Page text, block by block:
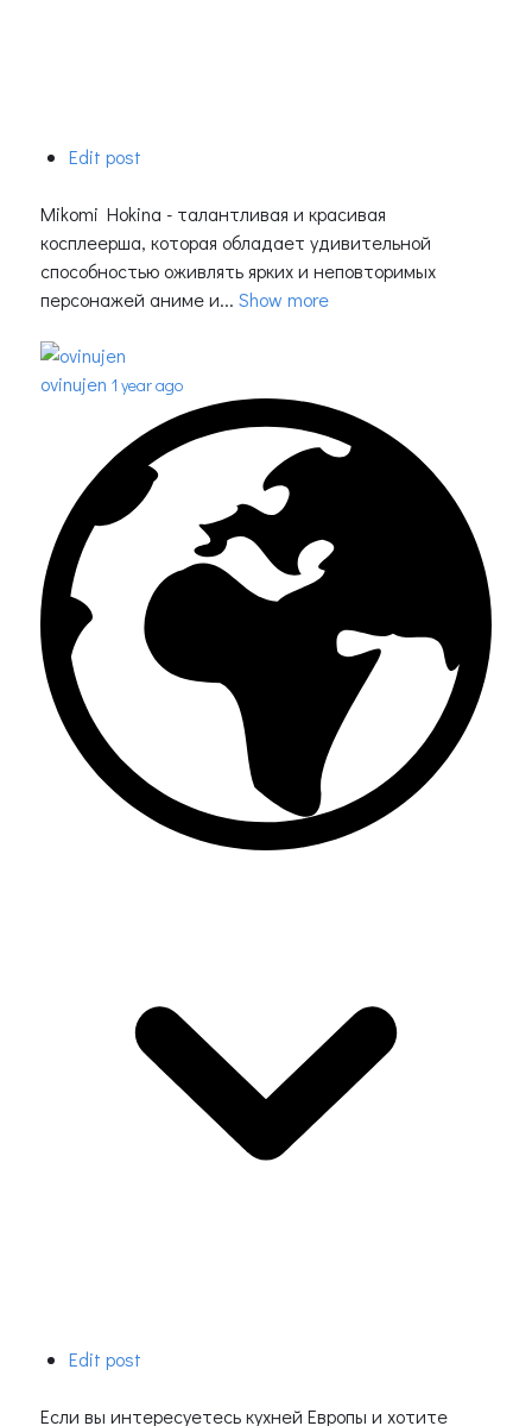
Edit post
Mikomi Hokina - талантливая и красивая
косплеерша, которая обладает удивительной
способностью оживлять ярких и неповторимых
персонажей аниме и... Show more
ovinujen 1 year ago
Edit post
Если вы интересуетесь кухней Европы и хотите